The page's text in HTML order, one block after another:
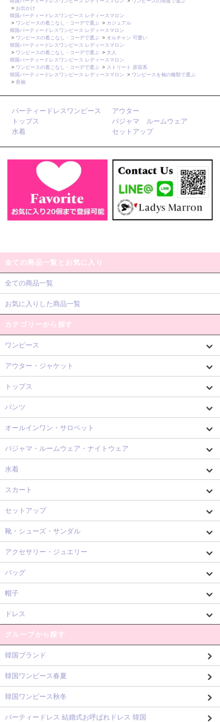
> お出かけ
韓国パーティードレスワンピース レディースマロン
> ワンピースの着こなし・コーデで選ぶ > カジュアル
韓国パーティードレスワンピース レディースマロン
> ワンピースの着こなし・コーデで選ぶ > オルチャン 可愛い
韓国パーティードレスワンピース レディースマロン
> ワンピースの着こなし・コーデで選ぶ > 大人
韓国パーティードレスワンピース レディースマロン
> ワンピースの着こなし・コーデで選ぶ > ストリート 原宿系
韓国パーティードレスワンピース レディースマロン
> ワンピースを袖の種類で選ぶ
> 長袖
パーティードレスワンピース
アウター
トップス
パジャマ ルームウェア
水着
セットアップ
全ての商品一覧とお気に入り
全ての商品一覧
お気に入りした商品一覧
カテゴリーから探す
ワンピース
アウター・ジャケット
トップス
パンツ
オールインワン・サロペット
パジャマ・ルームウェア・ナイトウェア
水着
スカート
セットアップ
靴・シューズ・サンダル
アクセサリー・ジュエリー
バッグ
帽子
ドレス
グループから探す
韓国ブランド
韓国ワンピース春夏
韓国ワンピース秋冬
パーティードレス 結婚式お呼ばれドレス 韓国